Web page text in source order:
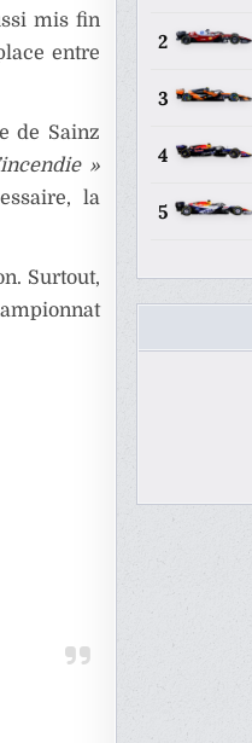
mis fin
entre
de Sainz
»
la
Surtout,
2
3
4
5